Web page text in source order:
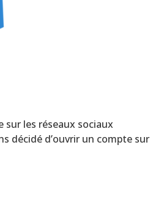
sur les réseaux sociaux
décidé d’ouvrir un compte sur